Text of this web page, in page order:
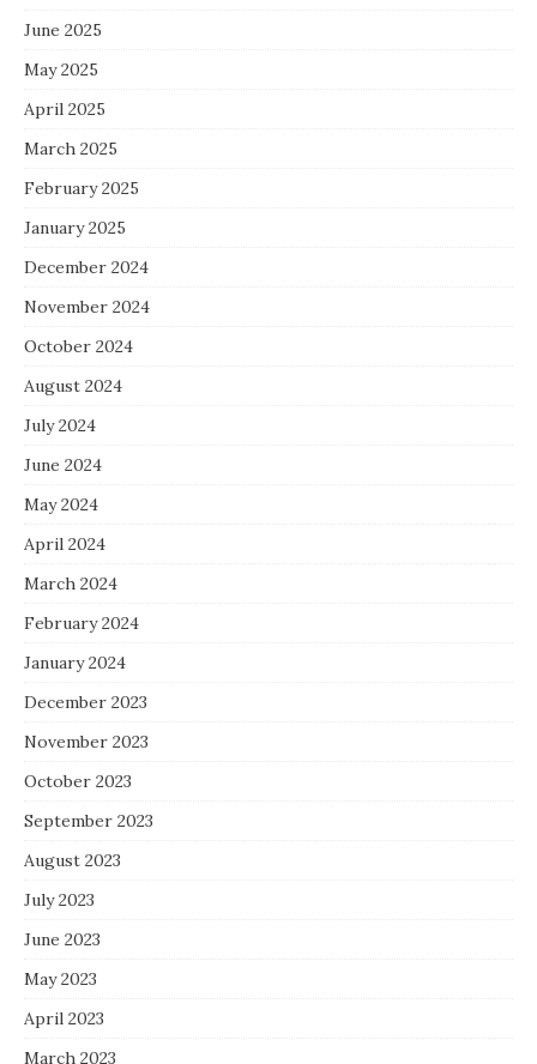
June 2025
May 2025
April 2025
March 2025
February 2025
January 2025
December 2024
November 2024
October 2024
August 2024
July 2024
June 2024
May 2024
April 2024
March 2024
February 2024
January 2024
December 2023
November 2023
October 2023
September 2023
August 2023
July 2023
June 2023
May 2023
April 2023
March 2023